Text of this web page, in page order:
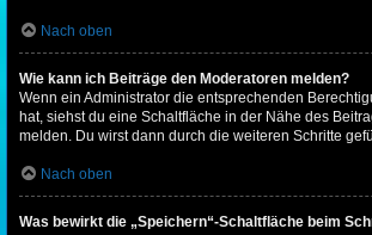
Nach oben
Wie kann ich Beiträge den Moderatoren melden?
Wenn ein Administrator die entsprechenden
hat, siehst du eine Schaltfläche in der Nähe des
melden. Du wirst dann durch die weiteren Schritte
Nach oben
Was bewirkt die „Speichern“-Schaltfläche beim